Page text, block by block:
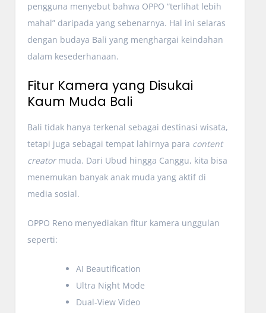
pengguna menyebut bahwa OPPO “terlihat lebih
mahal” daripada yang sebenarnya. Hal ini selaras
dengan budaya Bali yang menghargai keindahan
dalam kesederhanaan.
Fitur Kamera yang Disukai
Kaum Muda Bali
Bali tidak hanya terkenal sebagai destinasi wisata,
tetapi juga sebagai tempat lahirnya para content
creatormuda. Dari Ubud hingga Canggu, kita bisa
menemukan banyak anak muda yang aktif di
media sosial.
OPPO Reno menyediakan fitur kamera unggulan
seperti:
AI Beautification
Ultra Night Mode
Dual-View Video